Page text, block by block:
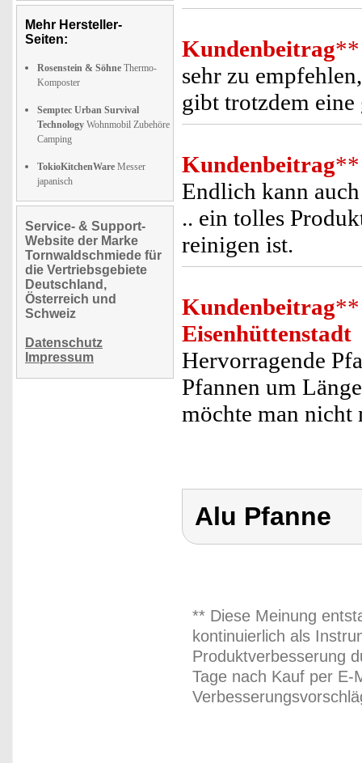
Mehr Hersteller-
Seiten:
Rosenstein & Söhne Thermo-
Komposter
Semptec Urban Survival
Technology Wohnmobil Zubehöre
Camping
TokioKitchenWare Messer
japanisch
Service- & Support-
Website der Marke
Tornwaldschmiede für
die Vertriebsgebiete
Deutschland,
Österreich und
Schweiz
Datenschutz
Impressum
Kundenbeitrag**
sehr zu
gibt trotzdem
Kundenbeitrag**
Endlich kann
.. ein tolles
reinigen ist.
Kundenbeitrag**
Eisenhüttenstadt
Hervorragende
Pfannen um
möchte man nicht
Alu Pfanne
** Diese Meinung
kontinuierlich als
Produktverbesserung
Tage nach Kauf per E-